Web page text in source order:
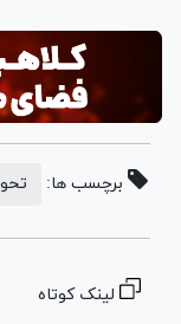
برچسب ها:
لینک کوتاه